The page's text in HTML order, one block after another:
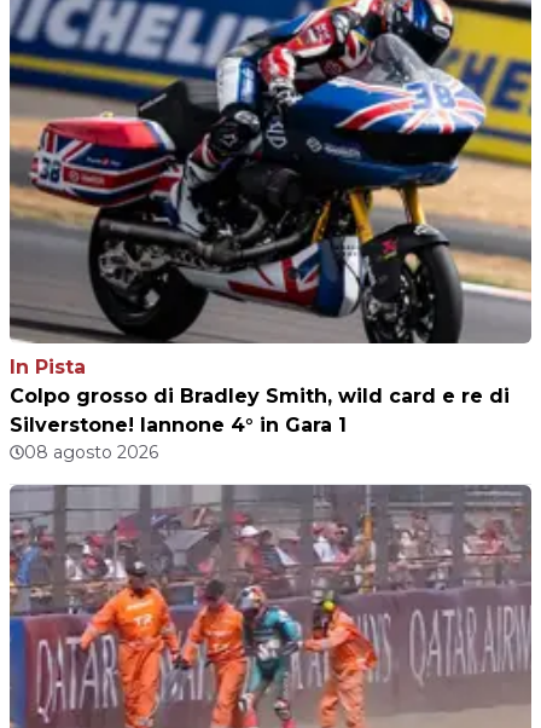
In Pista
Colpo grosso di Bradley Smith, wild card e re di
Silverstone! Iannone 4° in Gara 1
08 agosto 2026